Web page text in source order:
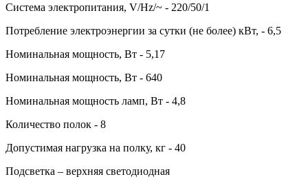
Система электропитания, V/Hz/~ - 220/50/1
Потребление электроэнергии за сутки (не более) кВт, - 6,5
Номинальная мощность, Вт - 5,17
Номинальная мощность, Вт - 640
Номинальная мощность ламп, Вт - 4,8
Количество полок - 8
Допустимая нагрузка на полку, кг - 40
Подсветка – верхняя светодиодная